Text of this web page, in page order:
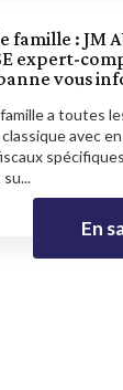
famille : JM
expert-
vous
famille a toutes
avec
su...
En